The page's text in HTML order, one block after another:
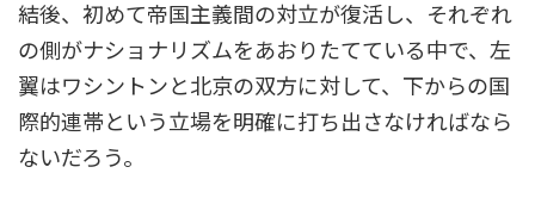
結後、初めて帝国主義間の対立が復活し、それぞれ
の側がナショナリズムをあおりたてている中で、左
翼はワシントンと北京の双方に対して、下からの国
際的連帯という立場を明確に打ち出さなければなら
ないだろう。